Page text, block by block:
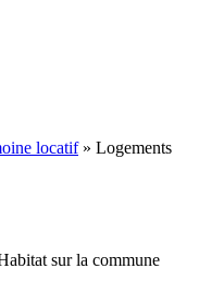
locatif» Logements
sur la commune